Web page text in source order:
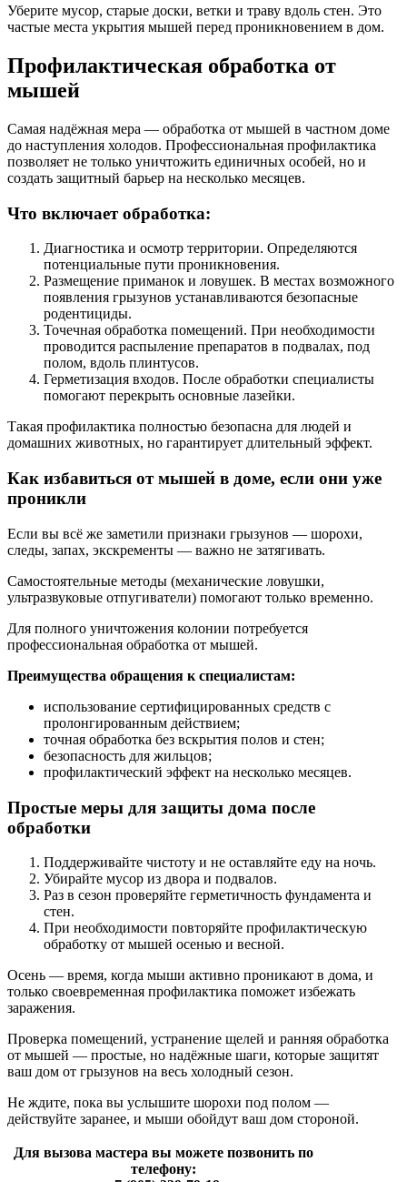
Уберите мусор, старые доски, ветки и траву вдоль стен. Это
частые места укрытия мышей перед проникновением в дом.
Профилактическая обработка от
мышей
Самая надёжная мера — обработка от мышей в частном доме
до наступления холодов. Профессиональная профилактика
позволяет не только уничтожить единичных особей, но и
создать защитный барьер на несколько месяцев.
Что включает обработка:
Диагностика и осмотр территории. Определяются
потенциальные пути проникновения.
Размещение приманок и ловушек. В местах возможного
появления грызунов устанавливаются безопасные
родентициды.
Точечная обработка помещений. При необходимости
проводится распыление препаратов в подвалах, под
полом, вдоль плинтусов.
Герметизация входов. После обработки специалисты
помогают перекрыть основные лазейки.
Такая профилактика полностью безопасна для людей и
домашних животных, но гарантирует длительный эффект.
Как избавиться от мышей в доме, если они уже
проникли
Если вы всё же заметили признаки грызунов — шорохи,
следы, запах, экскременты — важно не затягивать.
Самостоятельные методы (механические ловушки,
ультразвуковые отпугиватели) помогают только временно.
Для полного уничтожения колонии потребуется
профессиональная обработка от мышей.
Преимущества обращения к специалистам:
использование сертифицированных средств с
пролонгированным действием;
точная обработка без вскрытия полов и стен;
безопасность для жильцов;
профилактический эффект на несколько месяцев.
Простые меры для защиты дома после
обработки
Поддерживайте чистоту и не оставляйте еду на ночь.
Убирайте мусор из двора и подвалов.
Раз в сезон проверяйте герметичность фундамента и
стен.
При необходимости повторяйте профилактическую
обработку от мышей осенью и весной.
Осень — время, когда мыши активно проникают в дома, и
только своевременная профилактика поможет избежать
заражения.
Проверка помещений, устранение щелей и ранняя обработка
от мышей — простые, но надёжные шаги, которые защитят
ваш дом от грызунов на весь холодный сезон.
Не ждите, пока вы услышите шорохи под полом —
действуйте заранее, и мыши обойдут ваш дом стороной.
Для вызова мастера вы можете позвонить по
телефону: